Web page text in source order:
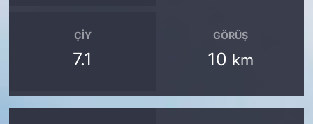
ÇIY
7.1
GÖRÜŞ
10 km